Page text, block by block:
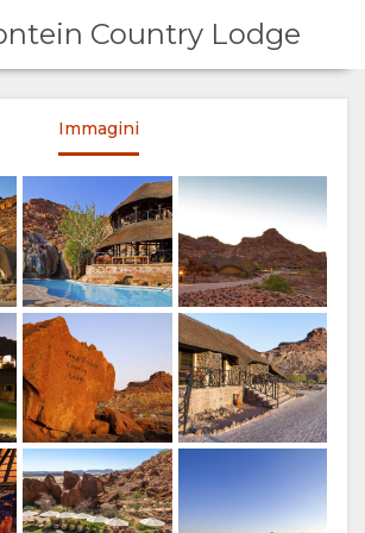
Country Lodge
Immagini